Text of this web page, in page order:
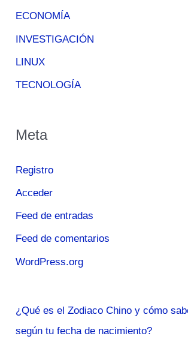
ECONOMÍA
INVESTIGACIÓN
LINUX
TECNOLOGÍA
Meta
Registro
Acceder
Feed de entradas
Feed de comentarios
WordPress.org
¿Qué es el Zodiaco Chino y cómo
según tu fecha de nacimiento?